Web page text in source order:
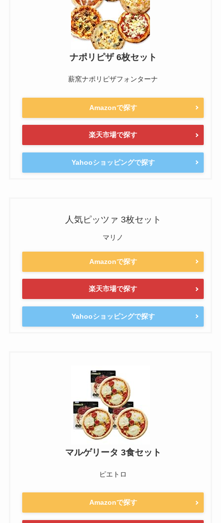
ナポリピザ 6枚セット
薪窯ナポリピザフォンターナ
Amazonで探す
楽天市場で探す
Yahooショッピングで探す
人気ピッツァ 3枚セット
マリノ
Amazonで探す
楽天市場で探す
Yahooショッピングで探す
マルゲリータ 3食セット
ピエトロ
Amazonで探す